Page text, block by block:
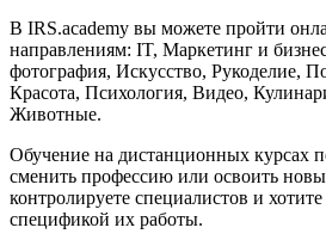
В IRS.academy вы можете пройти
направлениям: IT, Маркетинг и
фотография, Искусство, Рукоделие,
Красота, Психология, Видео,
Животные.
Обучение на дистанционных курсах
сменить профессию или освоить
контролируете специалистов и хотите
спецификой их работы.